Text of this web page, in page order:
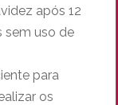
após 12
sem uso de
para
os